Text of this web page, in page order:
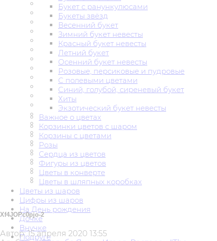
Букет с ранункулюсами
Букеты звёзд
Весенний букет
Зимний букет невесты
Красный букет невесты
Летний букет
Осенний букет невесты
Розовые, персиковые и пудровые
С полевыми цветами
Синий, голубой, сиреневый букет
Хиты
Экзотический букет невесты
Важное о цветах
Корзинки цветов с шаром
Корзины с цветами
Розы
Сердца из цветов
Фигуры из цветов
Цветы в конверте
Цветы в шляпных коробках
Цветы из шаров
Цифры из шаров
На День рождения
Дочке
Внучке
Подруге
Xf4JOPc0pjo-2
Автор:15 апреля 2020 13:55